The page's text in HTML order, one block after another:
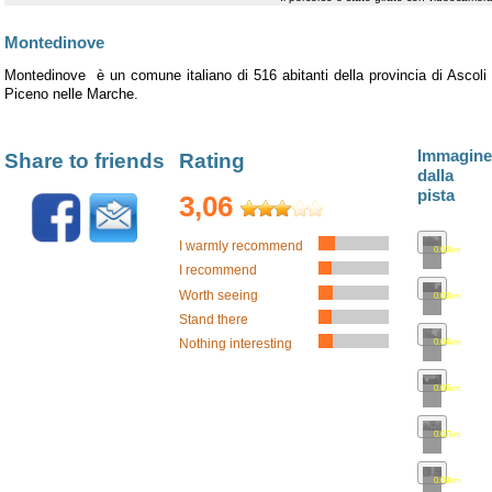
Montedinove
Montedinove è un comune italiano di 516 abitanti della provincia di Ascoli
Piceno nelle Marche.
Share to friends Rating
3,06
I warmly recommend
I recommend
Worth seeing
Stand there
Nothing interesting
Immagine
dalla
pista
0.00km•
0.03km•
0.04km•
0.06km•
0.07km•
0.09km•